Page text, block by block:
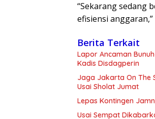
“Sekarang sedang
efisiensi
Berita Terkait
Lapor Ancaman
Kadis Disdagperin
Jaga Jakarta On The
Usai Sholat Jumat
Lepas Kontingen
Usai Sempat